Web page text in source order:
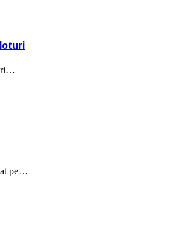
pe…